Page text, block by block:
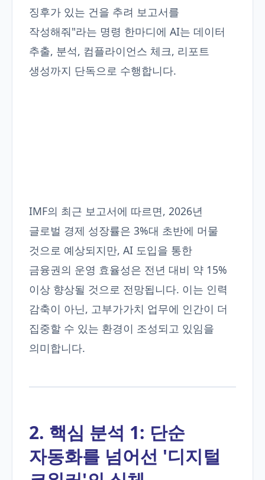
징후가 있는 건을 추려 보고서를
작성해줘"라는 명령 한마디에 AI는 데이터
추출, 분석, 컴플라이언스 체크, 리포트
생성까지 단독으로 수행합니다.
IMF의 최근 보고서에 따르면, 2026년
글로벌 경제 성장률은 3%대 초반에 머물
것으로 예상되지만, AI 도입을 통한
금융권의 운영 효율성은 전년 대비 약 15%
이상 향상될 것으로 전망됩니다. 이는 인력
감축이 아닌, 고부가가치 업무에 인간이 더
집중할 수 있는 환경이 조성되고 있임을
의미합니다.
2. 핵심 분석 1: 단순
자동화를 넘어선 '디지털